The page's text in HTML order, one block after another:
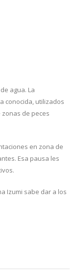
agua. La
conocida, utilizados
de peces
en zona de
Esa pausa les
Izumi sabe dar a los